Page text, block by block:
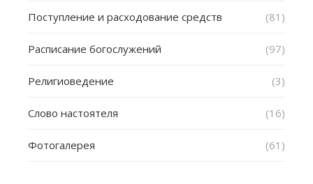
Поступление и расходование средств (81)
Расписание богослужений (97)
Религиоведение (3)
Слово настоятеля (16)
Фотогалерея (61)